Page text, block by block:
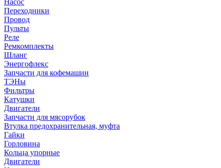
Насос
Переходники
Провод
Пульты
Реле
Ремкомплекты
Шланг
Энергофлекс
Запчасти для кофемашин
ТЭНы
Фильтры
Катушки
Двигатели
Запчасти для мясорубок
Втулка предохранительная, муфта
Гайки
Горловина
Кольца упорные
Двигатели